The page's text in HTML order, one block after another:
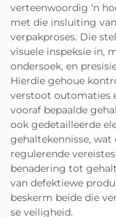
verteenwoordig 'n
met die insluiting
verpakproses. Die
visuele inspeksie in,
ondersoek, en
Hierdie gehoue
verstoot outomaties
vooraf bepaalde
ook gedetailleerde
gehaltekennisse, wat
regulerende
benadering tot
van defektiewe
beskerm beide die
se veiligheid.